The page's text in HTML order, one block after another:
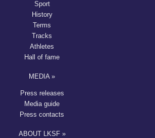
Sport
History
Terms
Tracks
Athletes
Hall of fame
MEDIA »
Press releases
Media guide
Press contacts
ABOUT LKSF »